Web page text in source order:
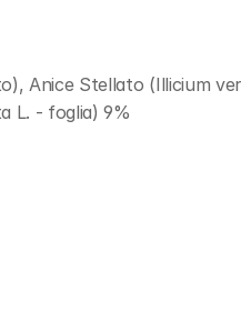
Anice Stellato (Illicium
L. - foglia) 9%